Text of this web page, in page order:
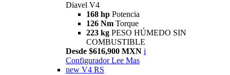
Diavel V4
168 hp Potencia
126 Nm Torque
223 kg PESO HÚMEDO SIN
COMBUSTIBLE
Desde $616,900 MXN i
Configurador Lee Mas
new V4 RS